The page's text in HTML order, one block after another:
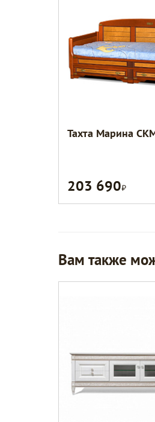
Тахта Марина
203 690Р
Вам также